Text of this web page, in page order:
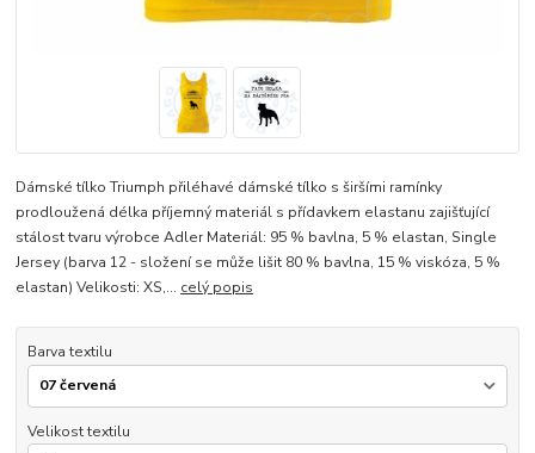
Dámské tílko Triumph přiléhavé dámské tílko s širšími ramínky
prodloužená délka příjemný materiál s přídavkem elastanu zajišťující
stálost tvaru výrobce Adler Materiál: 95 % bavlna, 5 % elastan, Single
Jersey (barva 12 - složení se může lišit 80 % bavlna, 15 % viskóza, 5 %
elastan) Velikosti: XS,... celý popis
Barva textilu
Velikost textilu